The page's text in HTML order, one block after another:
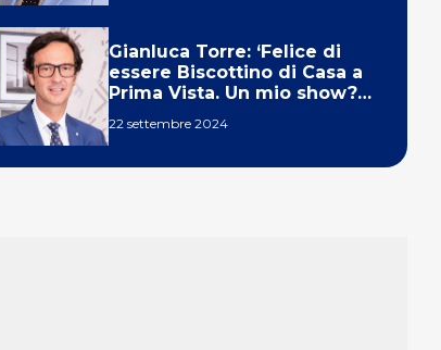
Gianluca Torre: ‘Felice di
essere Biscottino di Casa a
Prima Vista. Un mio show?
22 settembre 2024